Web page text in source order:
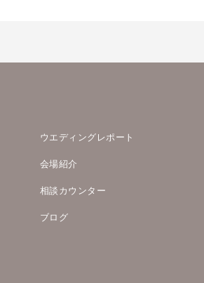
ウエディングレポート
会場紹介
相談カウンター
ブログ